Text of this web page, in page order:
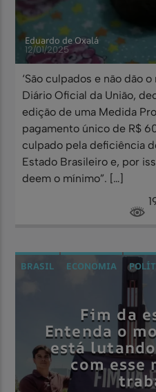
Eduardo de Oxalá
12/01/2025
‘São culpados e não dão
Diário Oficial da União,
edição de uma Medida
pagamento único de R$
culpado pela deficiência
Estado Brasileiro e, por
deem o mínimo”. […]
BRASIL ECONOMIA
Fim da
Entenda o
está
com esse